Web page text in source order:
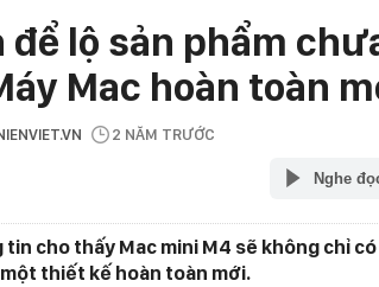
để lộ sản phẩm
Mac hoàn toàn
2 NĂM TRƯỚC
Nghe
tin cho thấy Mac mini M4 sẽ không chỉ
thiết kế hoàn toàn mới.